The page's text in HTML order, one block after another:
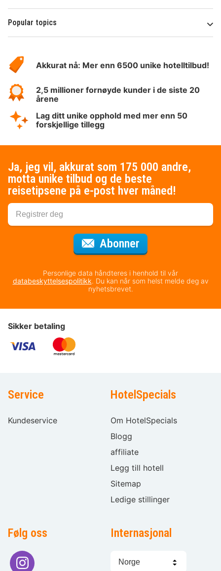
Popular topics
Hotelspecials
Akkurat nå: Mer enn 6500 unike hotelltilbud!
2,5 millioner fornøyde kunder i de siste 20
årene
Lag ditt unike opphold med mer enn 50
forskjellige tillegg
Ja, jeg vil, akkurat som 175 000 andre,
motta unike tilbud og de beste
reisetipsene på e-post hver måned!
Abonner
Personlige data håndteres i henhold til vår
databeskyttelsespolitikk. Du kan når som helst melde deg av
nyhetsbrevet.
Sikker betaling
Service
Kundeservice
HotelSpecials
Om HotelSpecials
Blogg
affiliate
Legg till hotell
Sitemap
Ledige stillinger
Følg oss Internasjonal